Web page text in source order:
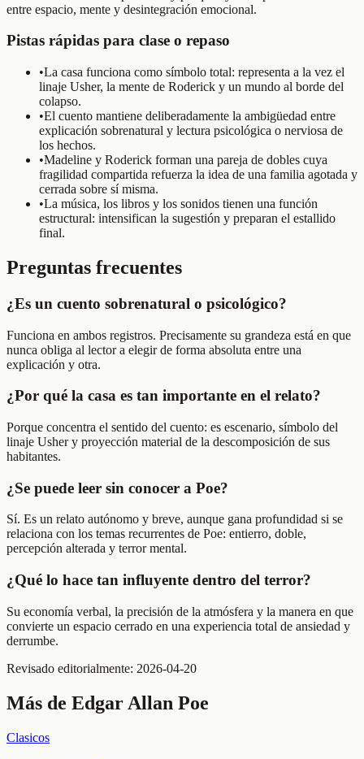
entre espacio, mente y desintegración emocional.
Pistas rápidas para clase o repaso
•La casa funciona como símbolo total: representa a la vez el
linaje Usher, la mente de Roderick y un mundo al borde del
colapso.
•El cuento mantiene deliberadamente la ambigüedad entre
explicación sobrenatural y lectura psicológica o nerviosa de
los hechos.
•Madeline y Roderick forman una pareja de dobles cuya
fragilidad compartida refuerza la idea de una familia agotada y
cerrada sobre sí misma.
•La música, los libros y los sonidos tienen una función
estructural: intensifican la sugestión y preparan el estallido
final.
Preguntas frecuentes
¿Es un cuento sobrenatural o psicológico?
Funciona en ambos registros. Precisamente su grandeza está en que
nunca obliga al lector a elegir de forma absoluta entre una
explicación y otra.
¿Por qué la casa es tan importante en el relato?
Porque concentra el sentido del cuento: es escenario, símbolo del
linaje Usher y proyección material de la descomposición de sus
habitantes.
¿Se puede leer sin conocer a Poe?
Sí. Es un relato autónomo y breve, aunque gana profundidad si se
relaciona con los temas recurrentes de Poe: entierro, doble,
percepción alterada y terror mental.
¿Qué lo hace tan influyente dentro del terror?
Su economía verbal, la precisión de la atmósfera y la manera en que
convierte un espacio cerrado en una experiencia total de ansiedad y
derrumbe.
Revisado editorialmente: 2026-04-20
Más de Edgar Allan Poe
Clasicos